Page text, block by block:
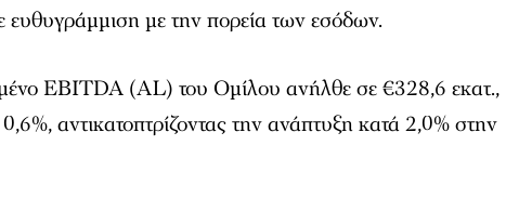
ευθυγράμμιση με την πορεία των εσόδων.
EBITDA (AL) του Ομίλου ανήλθε σε €328,6 εκατ.,
αντικατοπτρίζοντας την ανάπτυξη κατά 2,0% στην